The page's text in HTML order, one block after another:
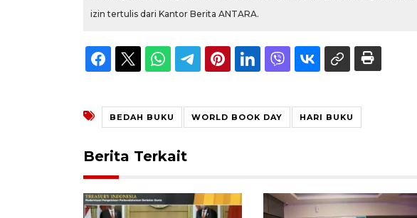
izin tertulis dari Kantor Berita ANTARA.
BEDAH BUKU WORLD BOOK DAY HARI BUKU
Berita Terkait